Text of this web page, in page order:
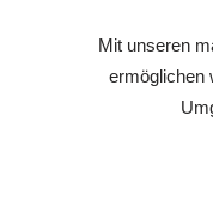
Mit unseren
ermöglichen